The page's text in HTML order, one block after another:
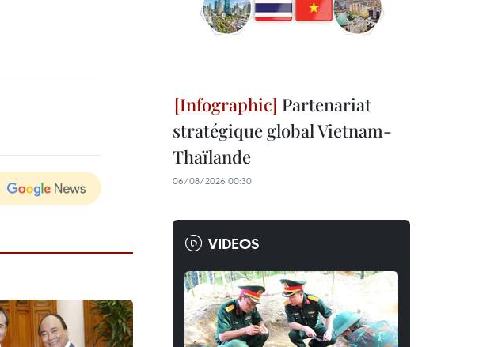
Partenariat
stratégique global Vietnam-
Thaïlande
06/08/2026 00:30
VIDEOS